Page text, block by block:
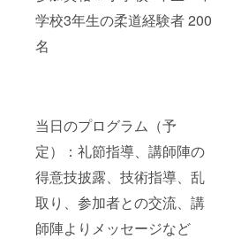
学校3年生の柔道経験者 200
名
当日のプログラム（予
定）：礼節指導、講師陣の
得意技披露、技術指導、乱
取り、参加者との交流、講
師陣よりメッセージなど